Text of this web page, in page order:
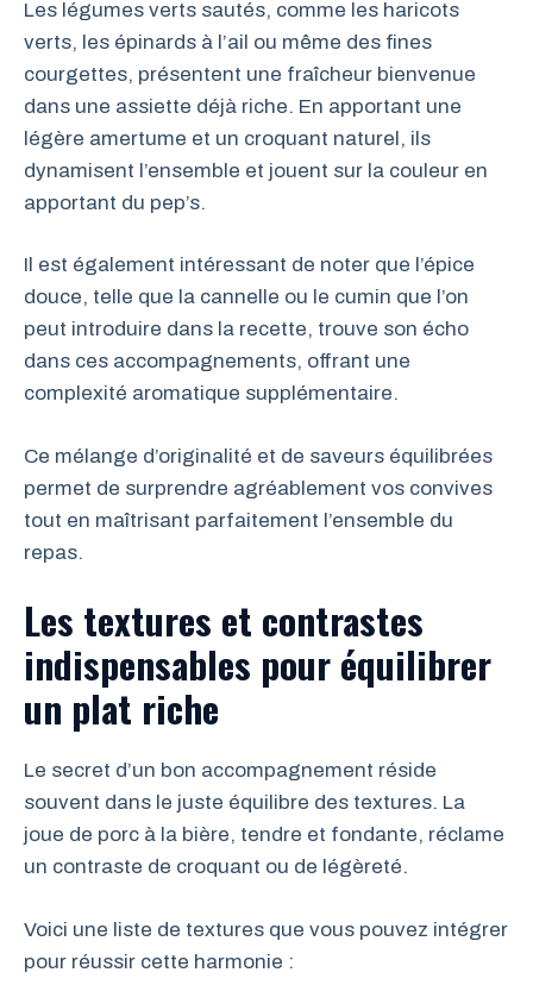
Les légumes verts sautés, comme les haricots
verts, les épinards à l’ail ou même des fines
courgettes, présentent une fraîcheur bienvenue
dans une assiette déjà riche. En apportant une
légère amertume et un croquant naturel, ils
dynamisent l’ensemble et jouent sur la couleur en
apportant du pep’s.
Il est également intéressant de noter que l’épice
douce, telle que la cannelle ou le cumin que l’on
peut introduire dans la recette, trouve son écho
dans ces accompagnements, offrant une
complexité aromatique supplémentaire.
Ce mélange d’originalité et de saveurs équilibrées
permet de surprendre agréablement vos convives
tout en maîtrisant parfaitement l’ensemble du
repas.
Les textures et contrastes
indispensables pour équilibrer
un plat riche
Le secret d’un bon accompagnement réside
souvent dans le juste équilibre des textures. La
joue de porc à la bière, tendre et fondante, réclame
un contraste de croquant ou de légèreté.
Voici une liste de textures que vous pouvez intégrer
pour réussir cette harmonie :